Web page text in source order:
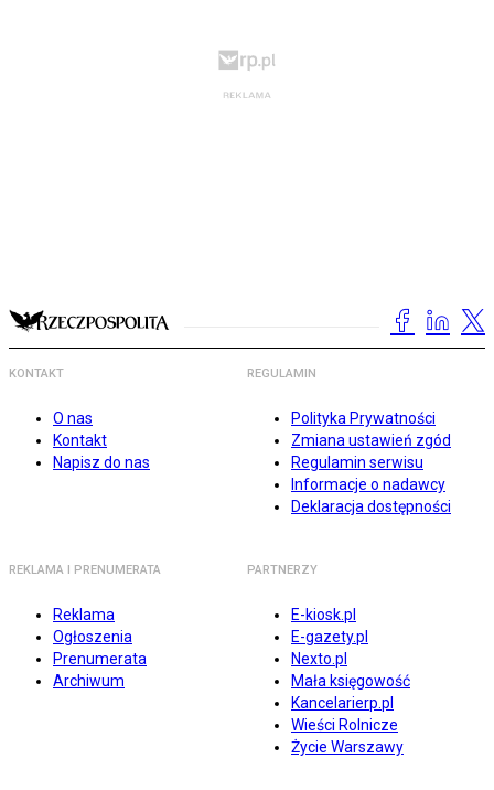
KONTAKT
O nas
Kontakt
Napisz do nas
REGULAMIN
Polityka Prywatności
Zmiana ustawień zgód
Regulamin serwisu
Informacje o nadawcy
Deklaracja dostępności
REKLAMA I PRENUMERATA
Reklama
Ogłoszenia
Prenumerata
Archiwum
PARTNERZY
E-kiosk.pl
E-gazety.pl
Nexto.pl
Mała księgowość
Kancelarierp.pl
Wieści Rolnicze
Życie Warszawy